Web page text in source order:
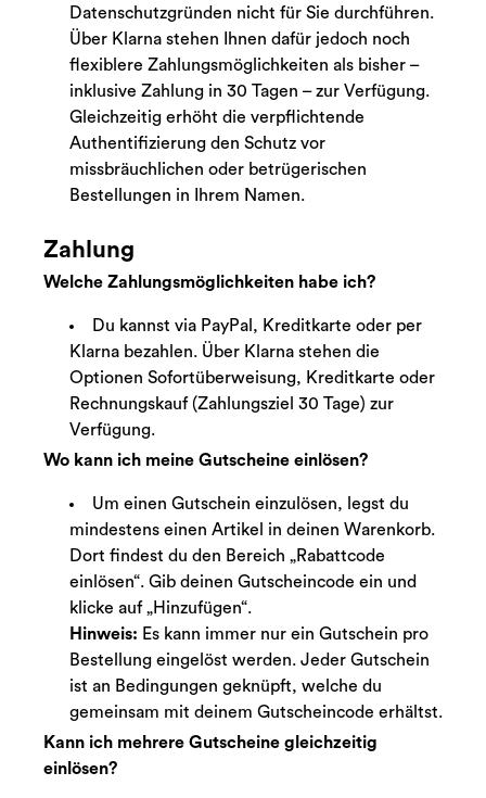
Datenschutzgründen nicht für Sie durchführen.
Über Klarna stehen Ihnen dafür jedoch noch
flexiblere Zahlungsmöglichkeiten als bisher –
inklusive Zahlung in 30 Tagen – zur Verfügung.
Gleichzeitig erhöht die verpflichtende
Authentifizierung den Schutz vor
missbräuchlichen oder betrügerischen
Bestellungen in Ihrem Namen.
Zahlung
Welche Zahlungsmöglichkeiten habe ich?
Du kannst via PayPal, Kreditkarte oder per
Klarna bezahlen. Über Klarna stehen die
Optionen Sofortüberweisung, Kreditkarte oder
Rechnungskauf (Zahlungsziel 30 Tage) zur
Verfügung.
Wo kann ich meine Gutscheine einlösen?
Um einen Gutschein einzulösen, legst du
mindestens einen Artikel in deinen Warenkorb.
Dort findest du den Bereich „Rabattcode
einlösen“. Gib deinen Gutscheincode ein und
klicke auf „Hinzufügen“.
Hinweis: Es kann immer nur ein Gutschein pro
Bestellung eingelöst werden. Jeder Gutschein
ist an Bedingungen geknüpft, welche du
gemeinsam mit deinem Gutscheincode erhältst.
Kann ich mehrere Gutscheine gleichzeitig
einlösen?